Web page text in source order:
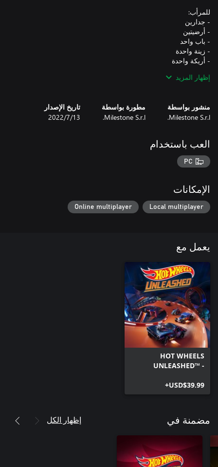
هذا الـDLC متضمن في HOT WHEELS™ Pass Vol. 1
إظهار المزيد
منشور بواسطة
Milestone S.r.l.
مطورة بواسطة
Milestone S.r.l.
تاريخ الإصدار
13‏/7‏/2022
العب باستخدام
PC
الإمكانات
Local multiplayer
Online multiplayer
يعمل مع
HOT WHEELS
UNLEASHED™ -
USD$39.99+
مضمنة في إظهار الكل